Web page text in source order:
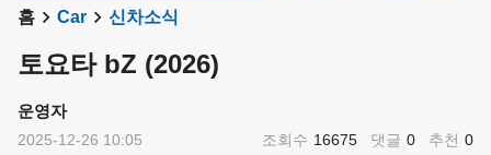
홈 Car 신차소식
토요타 bZ (2026)
운영자
2025-12-26 10:05 조회수 16675 댓글 0 추천 0